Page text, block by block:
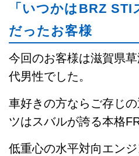
「いつかはBRZ
だったお客様
今回のお客様は滋賀県
代男性でした。
車好きの方ならご存じ
ツはスバルが誇る本格
低重心の水平対向エンジ